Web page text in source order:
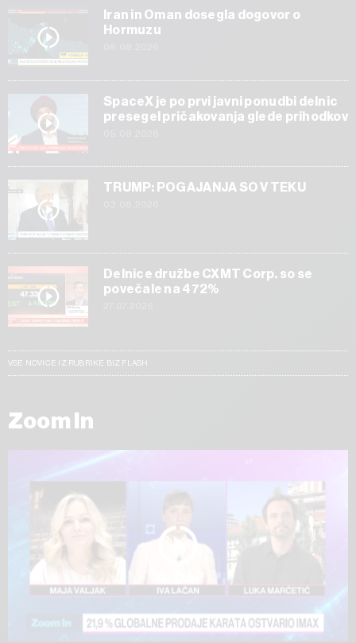
Iran in Oman dosegla dogovor o
Hormuzu
SpaceX je po prvi javni ponudbi delnic
presegel pričakovanja glede prihodkov
TRUMP: POGAJANJA SO V TEKU
Delnice družbe CXMT Corp. so se
povečale na 472%
VSE NOVICE IZ RUBRIKE BIZ FLASH
Zoom In